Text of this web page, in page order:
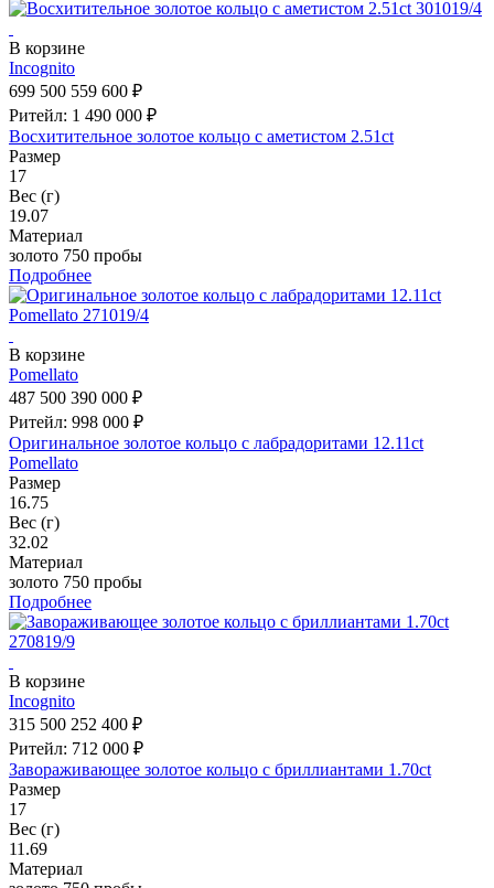
В корзине
Incognito
699 500 559 600 ₽
Ритейл: 1 490 000 ₽
Восхитительное золотое кольцо с аметистом 2.51ct
Размер
17
Вес (г)
19.07
Материал
золото 750 пробы
Подробнее
В корзине
Pomellato
487 500 390 000 ₽
Ритейл: 998 000 ₽
Оригинальное золотое кольцо с лабрадоритами 12.11ct
Pomellato
Размер
16.75
Вес (г)
32.02
Материал
золото 750 пробы
Подробнее
В корзине
Incognito
315 500 252 400 ₽
Ритейл: 712 000 ₽
Завораживающее золотое кольцо с бриллиантами 1.70ct
Размер
17
Вес (г)
11.69
Материал